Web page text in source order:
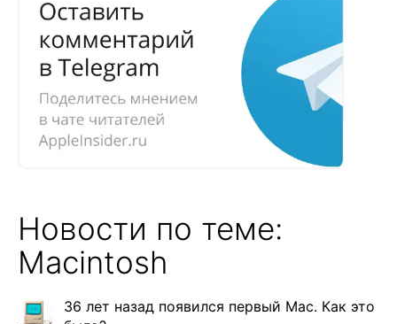
Новости по теме:
Macintosh
36 лет назад появился первый Mac. Как это